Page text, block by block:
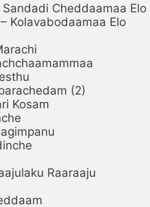
Cheddaamaa Elo
Kolavabodaamaa Elo
(2)
Kosam
Raaraaju